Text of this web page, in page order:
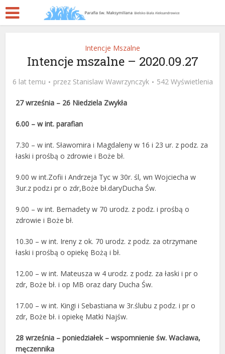
Intencje Mszalne
Intencje mszalne – 2020.09.27
6 lat temu przez Stanislaw Wawrzynczyk 542 Wyświetlenia
27 września – 26 Niedziela Zwykła
6.00 – w int. parafian
7.30 – w int. Sławomira i Magdaleny w 16 i 23 ur. z podz. za
łaski i prośbą o zdrowie i Boże bł.
9.00 w int.Zofii i Andrzeja Tyc w 30r. śl, wn Wojciecha w
3ur.z podz.i pr o zdr,Boże bł.daryDucha Św.
9.00 – w int. Bernadety w 70 urodz. z podz. i prośbą o
zdrowie i Boże bł.
10.30 – w int. Ireny z ok. 70 urodz. z podz. za otrzymane
łaski i prośbą o opiekę Bożą i bł.
12.00 – w int. Mateusza w 4 urodz. z podz. za łaski i pr o
zdr, Boże bł. i op MB oraz dary Ducha Św.
17.00 – w int. Kingi i Sebastiana w 3r.ślubu z podz. i pr o
zdr, Boże bł. i opiekę Matki Najśw.
28 września – poniedziałek – wspomnienie św. Wacława,
męczennika